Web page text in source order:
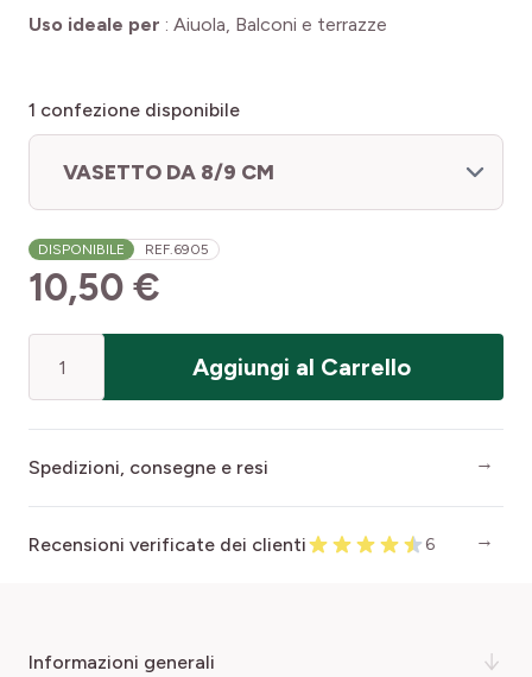
Uso ideale per : Aiuola, Balconi e terrazze
1 confezione disponibile
VASETTO DA 8/9 CM
DISPONIBILE REF.6905
10,50 €
Aggiungi al Carrello
Spedizioni, consegne e resi
Recensioni verificate dei clienti 6
informazioni generali